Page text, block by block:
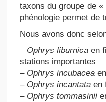
taxons du groupe de
phénologie permet de
Nous avons donc
– Ophrys liburnica en
stations importantes
–Ophrys incubacea
– Ophrys incantata en
– Ophrys tommasinii